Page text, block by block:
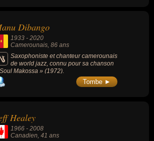
Dibango
1933 - 2020
Camerounais, 86 ans
Saxophoniste et chanteur camerounais
de world jazz, connu pour sa chanson
Makossa » (1972).
Tombe ►
Healey
1966 - 2008
Canadien , 41 ans